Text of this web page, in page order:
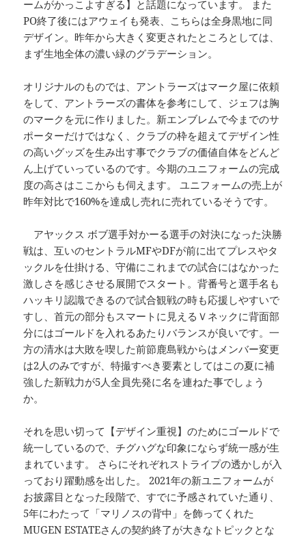
ームがかっこよすぎる】と話題になっています。 また
PO終了後にはアウェイも発表、こちらは全身黒地に同
デザイン。昨年から大きく変更されたところとしては、
まず生地全体の濃い緑のグラデーション。
オリジナルのものでは、アントラーズはマーク屋に依頼
をして、アントラーズの書体を参考にして、ジェフは胸
のマークを元に作りました。新エンブレムで今までのサ
ポーターだけではなく、クラブの枠を超えてデザイン性
の高いグッズを生み出す事でクラブの価値自体をどんど
ん上げていっているのです。今期のユニフォームの完成
度の高さはここからも伺えます。 ユニフォームの売上が
昨年対比で160%を達成し売れに売れているそうです。
アヤックス ボブ選手対かーる選手の対決になった決勝
戦は、互いのセントラルMFやDFが前に出てプレスやタ
ックルを仕掛ける、守備にこれまでの試合にはなかった
激しさを感じさせる展開でスタート。背番号と選手名も
ハッキリ認識できるので試合観戦の時も応援しやすいで
すし、首元の部分もスマートに見えるＶネックに背面部
分にはゴールドを入れるあたりバランスが良いです。一
方の清水は大敗を喫した前節鹿島戦からはメンバー変更
は2人のみですが、特撮すべき要素としてはこの夏に補
強した新戦力が5人全員先発に名を連ねた事でしょう
か。
それを思い切って【デザイン重視】のためにゴールドで
統一しているので、チグハグな印象にならず統一感が生
まれています。 さらにそれぞれストライプの透かしが入
っており躍動感を出した。 2021年の新ユニフォームが
お披露目となった段階で、すでに予感されていた通り、
5年にわたって「マリノスの背中」を飾ってくれた
MUGEN ESTATEさんの契約終了が大きなトピックとな